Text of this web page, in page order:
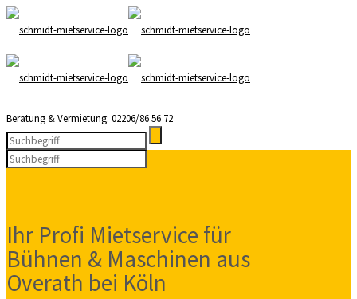
Beratung & Vermietung: 02206/86 56 72
Ihr Profi Mietservice für
Bühnen & Maschinen aus
Overath bei Köln